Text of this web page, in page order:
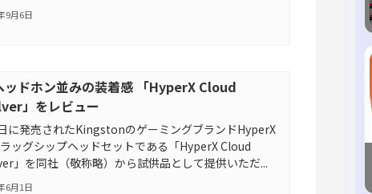
9月6日
ッドホン並みの装着感 「HyperX Cloud
」をレビュー
に発売されたKingstonのゲーミングブランドHyperX
ッグシップヘッドセットである「HyperX Cloud
」を同社（敬称略）から試供品として提供いただ...
6月1日